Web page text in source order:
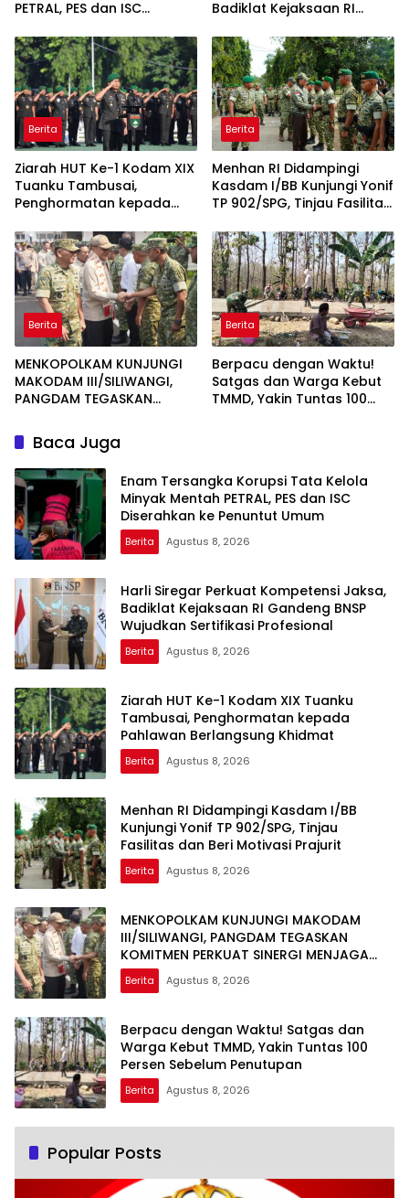
PETRAL, PES dan ISC
Umum
Badiklat Kejaksaan RI
Sertifikasi Profesional
Berita
Ziarah HUT Ke-1 Kodam XIX
Tuanku Tambusai,
Penghormatan kepada
Khidmat
Berita
Menhan RI Didampingi
Kasdam I/BB Kunjungi Yonif
TP 902/SPG, Tinjau Fasilitas
Berita
MENKOPOLKAM KUNJUNGI
MAKODAM III/SILIWANGI,
PANGDAM TEGASKAN
MENJAGA STABILITAS
NASIONAL
Berita
Berpacu dengan Waktu!
Satgas dan Warga Kebut
TMMD, Yakin Tuntas 100
Baca Juga
Enam Tersangka Korupsi Tata Kelola
Minyak Mentah PETRAL, PES dan ISC
Diserahkan ke Penuntut Umum
Berita Agustus 8, 2026
Harli Siregar Perkuat Kompetensi Jaksa,
Badiklat Kejaksaan RI Gandeng BNSP
Wujudkan Sertifikasi Profesional
Berita Agustus 8, 2026
Ziarah HUT Ke-1 Kodam XIX Tuanku
Tambusai, Penghormatan kepada
Pahlawan Berlangsung Khidmat
Berita Agustus 8, 2026
Menhan RI Didampingi Kasdam I/BB
Kunjungi Yonif TP 902/SPG, Tinjau
Fasilitas dan Beri Motivasi Prajurit
Berita Agustus 8, 2026
MENKOPOLKAM KUNJUNGI MAKODAM
III/SILIWANGI, PANGDAM TEGASKAN
KOMITMEN PERKUAT SINERGI MENJAGA
STABILITAS NASIONAL
Berita Agustus 8, 2026
Berpacu dengan Waktu! Satgas dan
Warga Kebut TMMD, Yakin Tuntas 100
Persen Sebelum Penutupan
Berita Agustus 8, 2026
Popular Posts